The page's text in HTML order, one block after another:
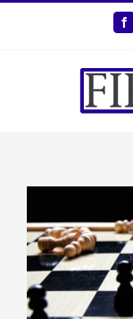
grösseres
Bild